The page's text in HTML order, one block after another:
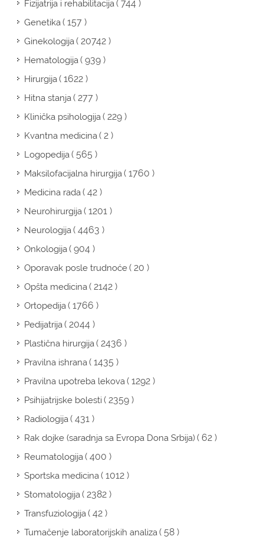
Fizijatrija i rehabilitacija( 744 )
Genetika( 157 )
Ginekologija( 20742 )
Hematologija( 939 )
Hirurgija( 1622 )
Hitna stanja( 277 )
Klinička psihologija( 229 )
Kvantna medicina( 2 )
Logopedija( 565 )
Maksilofacijalna hirurgija( 1760 )
Medicina rada( 42 )
Neurohirurgija( 1201 )
Neurologija( 4463 )
Onkologija( 904 )
Oporavak posle trudnoće( 20 )
Opšta medicina( 2142 )
Ortopedija( 1766 )
Pedijatrija( 2044 )
Plastična hirurgija( 2436 )
Pravilna ishrana( 1435 )
Pravilna upotreba lekova( 1292 )
Psihijatrijske bolesti( 2359 )
Radiologija( 431 )
Rak dojke (saradnja sa Evropa Dona Srbija)( 62 )
Reumatologija( 400 )
Sportska medicina( 1012 )
Stomatologija( 2382 )
Transfuziologija( 42 )
Tumačenje laboratorijskih analiza( 58 )